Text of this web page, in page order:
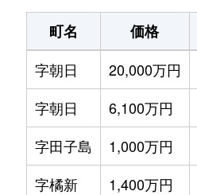
町名 価格
字朝日
20,000万円
字朝日
6,100万円
字田子島
1,000万円
字橘新
1,400万円